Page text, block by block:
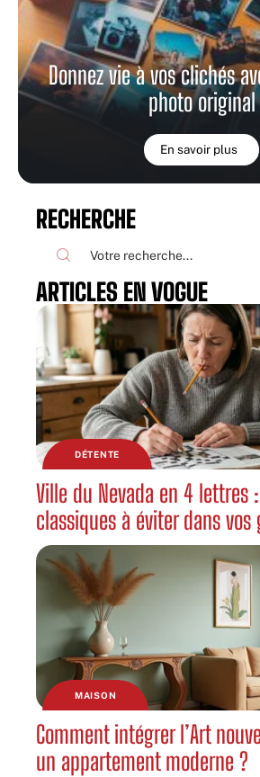
Donnez vie à vos clichés
photo original
En savoir plus
RECHERCHE
ARTICLES EN VOGUE
DÉTENTE
Ville du Nevada en 4 lettres
classiques à éviter dans vos
MAISON
Comment intégrer l’Art
un appartement moderne ?